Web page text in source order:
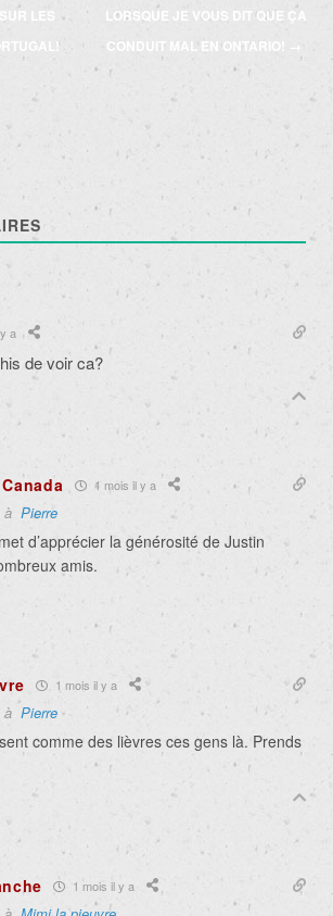
LES
LORSQUE JE VOUS DIT QUE ÇA
CONDUIT MAL EN ONTARIO!
→
a
de voir ca?
1 mois il y a
à Pierre
d’apprécier la générosité de Justin
amis.
1 mois il y a
à Pierre
comme des lièvres ces gens là. Prends
1 mois il y a